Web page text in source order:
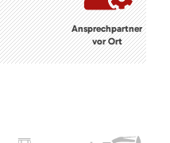
Ansprechpartner
vor Ort